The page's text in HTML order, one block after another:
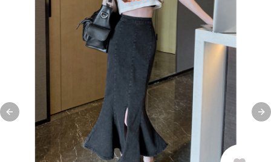
Previous slide